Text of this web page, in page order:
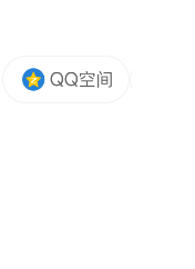
信息存储空间服务。